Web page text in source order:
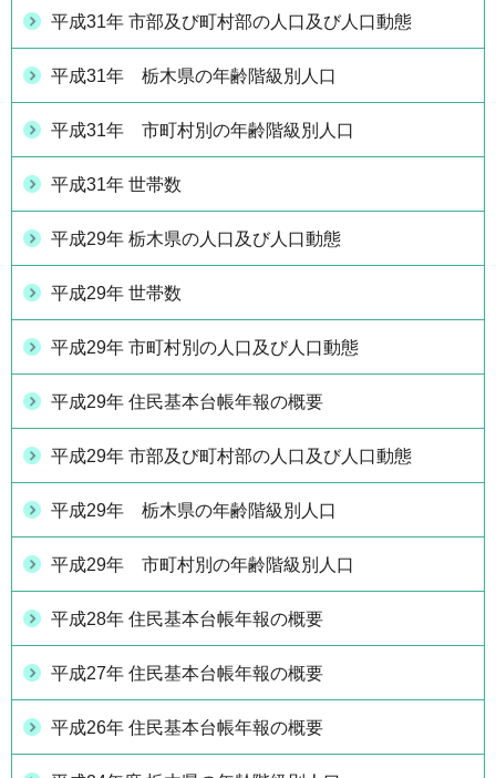
平成31年 市部及び町村部の人口及び人口動態
平成31年 栃木県の年齢階級別人口
平成31年 市町村別の年齢階級別人口
平成31年 世帯数
平成29年 栃木県の人口及び人口動態
平成29年 世帯数
平成29年 市町村別の人口及び人口動態
平成29年 住民基本台帳年報の概要
平成29年 市部及び町村部の人口及び人口動態
平成29年 栃木県の年齢階級別人口
平成29年 市町村別の年齢階級別人口
平成28年 住民基本台帳年報の概要
平成27年 住民基本台帳年報の概要
平成26年 住民基本台帳年報の概要